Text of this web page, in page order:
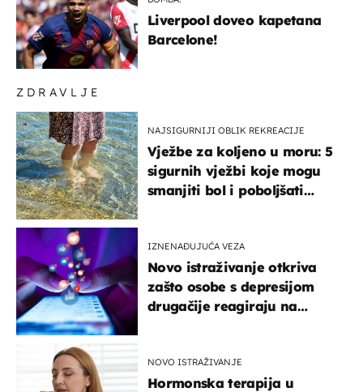
ZDRAVLJE
NAJSIGURNIJI OBLIK REKREACIJE
Vježbe za koljeno u moru: 5
sigurnih vježbi koje mogu
smanjiti bol i poboljšati
IZNENAĐUJUĆA VEZA
Novo istraživanje otkriva
zašto osobe s depresijom
drugačije reagiraju na
NOVO ISTRAŽIVANJE
Hormonska terapija u
Liverpool doveo kapetana
Barcelone!